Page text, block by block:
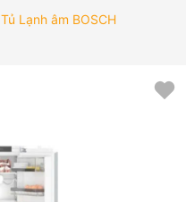
Tủ Lạnh âm BOSCH